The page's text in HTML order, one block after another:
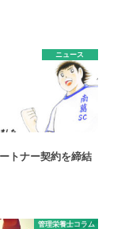
ニュース
トナー契約を締結
管理栄養士コラム